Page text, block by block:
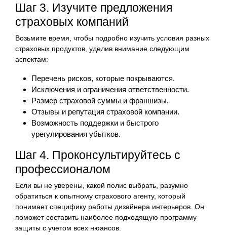
Шаг 3. Изучите предложения
страховых компаний
Возьмите время, чтобы подробно изучить условия разных
страховых продуктов, уделив внимание следующим
аспектам:
Перечень рисков, которые покрываются.
Исключения и ограничения ответственности.
Размер страховой суммы и франшизы.
Отзывы и репутация страховой компании.
Возможность поддержки и быстрого
урегулирования убытков.
Шаг 4. Проконсультируйтесь с
профессионалом
Если вы не уверены, какой полис выбрать, разумно
обратиться к опытному страхового агенту, который
понимает специфику работы дизайнера интерьеров. Он
поможет составить наиболее подходящую программу
защиты с учетом всех нюансов.